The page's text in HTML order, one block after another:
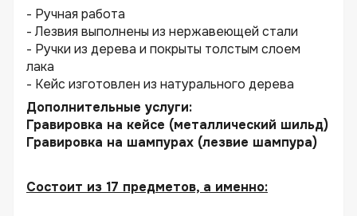
- Ручная работа
- Лезвия выполнены из нержавеющей стали
- Ручки из дерева и покрыты толстым слоем
лака
- Кейс изготовлен из натурального дерева
Дополнительные услуги:
Гравировка на кейсе (металлический шильд)
Гравировка на шампурах (лезвие шампура)
Состоит из 17 предметов, а именно: